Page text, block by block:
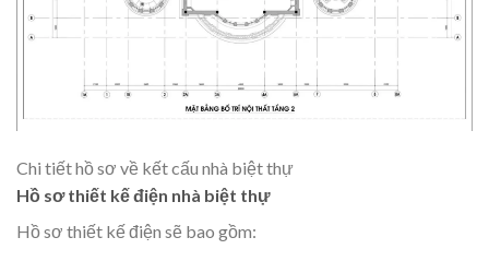
Chi tiết hồ sơ về kết cấu nhà biệt thự
Hồ sơ thiết kế điện nhà biệt thự
Hồ sơ thiết kế điện sẽ bao gồm: